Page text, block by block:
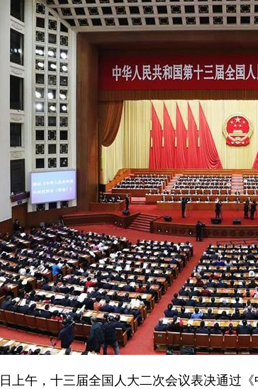
午，十三届全国人大二次会议表决通过《